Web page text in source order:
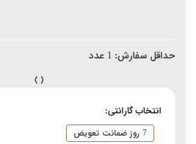
حداقل سفارش: 1 عدد
انتخاب گارانتی:
7 روز ضمانت تعویض